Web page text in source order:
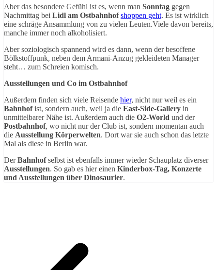
Aber das besondere Gefühl ist es, wenn man Sonntag gegen
Nachmittag bei Lidl am Ostbahnhof shoppen geht. Es ist wirklich
eine schräge Ansammlung von zu vielen Leuten.Viele davon bereits,
manche immer noch alkoholisiert.
Aber soziologisch spannend wird es dann, wenn der besoffene
Bölkstoffpunk, neben dem Armani-Anzug gekleideten Manager
steht… zum Schreien komisch.
Ausstellungen und Co im Ostbahnhof
Außerdem finden sich viele Reisende hier, nicht nur weil es ein
Bahnhofist, sondern auch, weil ja die East-Side-Gallery in
unmittelbarer Nähe ist. Außerdem auch die O2-World und der
Postbahnhof, wo nicht nur der Club ist, sondern momentan auch
die Ausstellung Körperwelten. Dort war sie auch schon das letzte
Mal als diese in Berlin war.
DerBahnhofselbst ist ebenfalls immer wieder Schauplatz diverser
Ausstellungen. So gab es hier einen Kinderbox-Tag, Konzerte
und Ausstellungen über Dinosaurier.